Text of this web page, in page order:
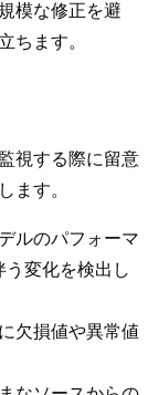
模な修正を避
ちます。
視する際に留意
ます。
ルのパフォーマ
変化を検出し
欠損値や異常値